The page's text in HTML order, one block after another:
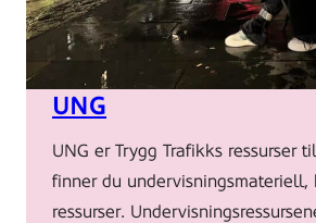
UNG
UNG er Trygg Trafikks ressurser
finner du undervisningsmateriell,
ressurser.